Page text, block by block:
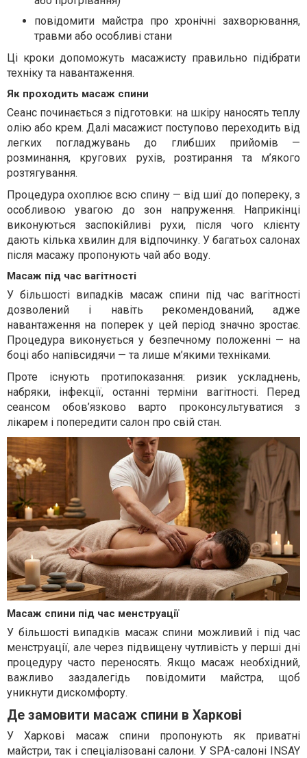
повідомити майстра про хронічні захворювання,
травми або особливі стани
Ці кроки допоможуть масажисту правильно підібрати
техніку та навантаження.
Як проходить масаж спини
Сеанс починається з підготовки: на шкіру наносять теплу
олію або крем. Далі масажист поступово переходить від
легких погладжувань до глибших прийомів —
розминання, кругових рухів, розтирання та м’якого
розтягування.
Процедура охоплює всю спину — від шиї до попереку, з
особливою увагою до зон напруження. Наприкінці
виконуються заспокійливі рухи, після чого клієнту
дають кілька хвилин для відпочинку. У багатьох салонах
після масажу пропонують чай або воду.
Масаж під час вагітності
У більшості випадків масаж спини під час вагітності
дозволений і навіть рекомендований, адже
навантаження на поперек у цей період значно зростає.
Процедура виконується у безпечному положенні — на
боці або напівсидячи — та лише м’якими техніками.
Проте існують протипоказання: ризик ускладнень,
набряки, інфекції, останні терміни вагітності. Перед
сеансом обов’язково варто проконсультуватися з
лікарем і попередити салон про свій стан.
Масаж спини під час менструації
У більшості випадків масаж спини можливий і під час
менструації, але через підвищену чутливість у перші дні
процедуру часто переносять. Якщо масаж необхідний,
важливо заздалегідь повідомити майстра, щоб
уникнути дискомфорту.
Де замовити масаж спини в Харкові
У Харкові масаж спини пропонують як приватні
майстри, так і спеціалізовані салони. У SPA-салоні INSAY